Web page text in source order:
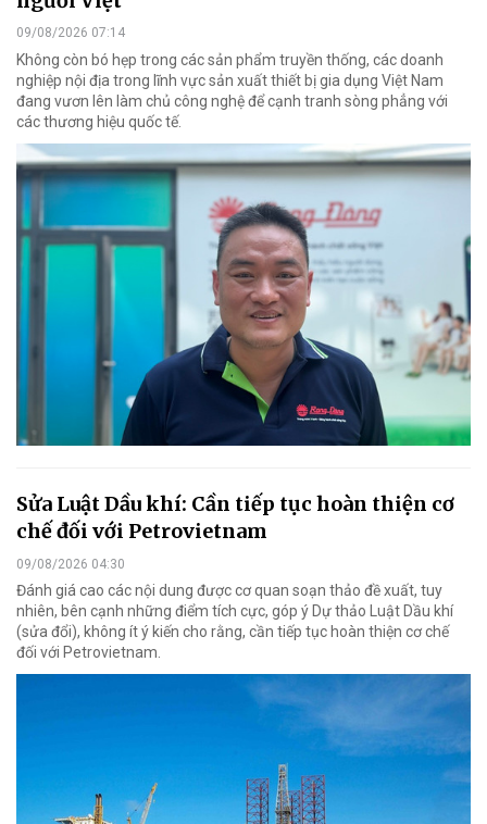
09/08/2026 07:14
Không còn bó hẹp trong các sản phẩm truyền thống, các doanh
nghiệp nội địa trong lĩnh vực sản xuất thiết bị gia dụng Việt Nam
đang vươn lên làm chủ công nghệ để cạnh tranh sòng phẳng với
các thương hiệu quốc tế.
Sửa Luật Dầu khí: Cần tiếp tục hoàn thiện cơ
chế đối với Petrovietnam
09/08/2026 04:30
Đánh giá cao các nội dung được cơ quan soạn thảo đề xuất, tuy
nhiên, bên cạnh những điểm tích cực, góp ý Dự thảo Luật Dầu khí
(sửa đổi), không ít ý kiến cho rằng, cần tiếp tục hoàn thiện cơ chế
đối với Petrovietnam.